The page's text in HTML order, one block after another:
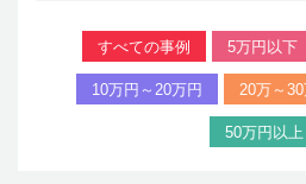
すべての事例 5万円以下
10万円～20万円 20万～
50万円以上